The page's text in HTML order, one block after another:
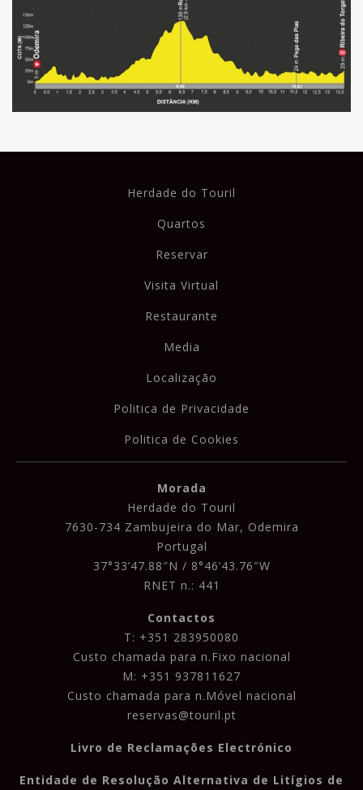
Herdade do Touril
Quartos
Reservar
Visita Virtual
Restaurante
Media
Localização
Politica de Privacidade
Politica de Cookies
Morada
Herdade do Touril
7630-734 Zambujeira do Mar, Odemira
Portugal
37°33’47.88″N / 8°46’43.76″W
RNET n.: 441
Contactos
T: +351 283950080
Custo chamada para n.Fixo nacional
M: +351 937811627
Custo chamada para n.Móvel nacional
reservas@touril.pt
Livro de Reclamações Electrónico
Entidade de Resolução Alternativa de Litígios de